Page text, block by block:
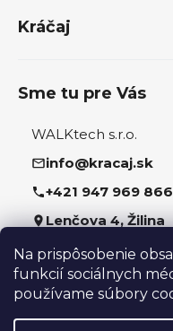
Na prispôsobenie
funkcií sociálnych
používame súbory
Kráčaj
Sme tu pre Vás
WALKtech s.r.o.
info@kracaj.sk
+421 947 969 866
Lenčova 4, Žilina
Sledujte nás